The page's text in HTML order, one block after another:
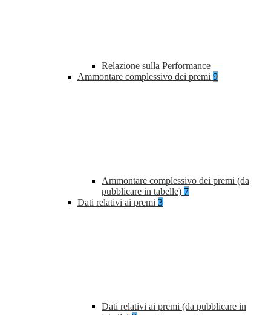
Relazione sulla Performance
Ammontare complessivo dei premi 9
Ammontare complessivo dei premi (da
pubblicare in tabelle) 7
Dati relativi ai premi 3
Dati relativi ai premi (da pubblicare in